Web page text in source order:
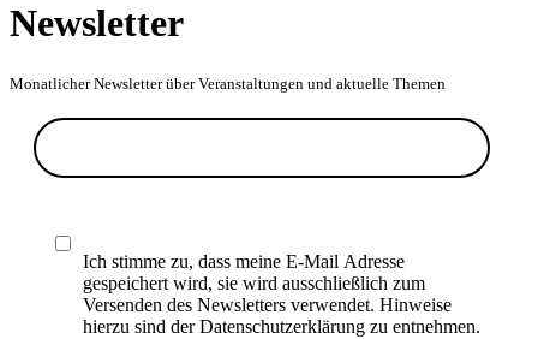
Newsletter
Monatlicher Newsletter über Veranstaltungen und aktuelle Themen
Ich stimme zu, dass meine E-Mail Adresse
gespeichert wird, sie wird ausschließlich zum
Versenden des Newsletters verwendet. Hinweise
hierzu sind der Datenschutzerklärung zu entnehmen.